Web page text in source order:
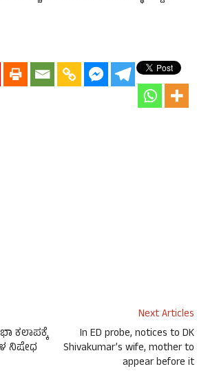
ಕಲಾಪಕ್ಕೆ
ನಿಷೇಧ
Next Articles
In ED probe, notices to DK
Shivakumar’s wife, mother to
appear before it